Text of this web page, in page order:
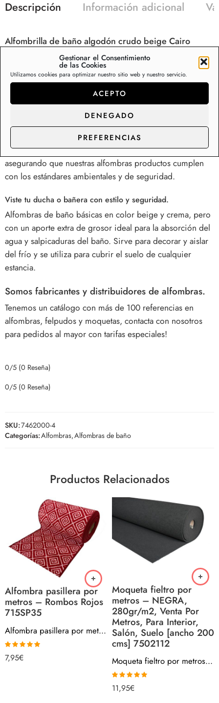
Gestionar el Consentimiento
de las Cookies
Utilizamos cookies para optimizar nuestro sitio web y nuestro servicio.
ACEPTO
DENEGADO
PREFERENCIAS
Descripción Información adicional
Alfombrilla de baño algodón crudo beige Cairo
fabricada con tejidos 100% naturales de algodón alta
calidad, que evita el exceso de agua, absorben la
humedad y proporcionan rápido secado y suavidad.
Ideales para su uso en baños. Nuestras
algodón tejido algodón beige, además de evitar excesos
de agua, darán un toque de color a tu baño con nuestros
modelos en tonos lisos. La alfombra de baño algodón
fabricada conforme a los estándar para productos textiles,
asegurando que nuestras alfombras productos cumplen
con los estándares ambientales y de seguridad.
Viste tu ducha o bañera con estilo y seguridad.
Alfombras de baño básicas en color beige y crema, pero
con un aporte extra de grosor ideal para la absorción del
agua y salpicaduras del baño. Sirve paradecorar y aislar
del frío y se utiliza para cubrir el suelo de cualquier
estancia.
Somos fabricantes y distribuidores de alfombras.
Tenemos un catálogo con más de 100 referencias en
alfombras, felpudos y moquetas, contacta con nosotros
para pedidos al mayor con tarifas especiales!
0/5 (0 Reseña)
0/5 (0 Reseña)
SKU:7462000-4
Categorías:Alfombras,Alfombras de baño
Productos Relacionados
Alfombra pasillera por
metros – Rombos Rojos
715SP35
Alfombra pasillera por metros – Rombos Rojos 715SP35
Valorado con
5.00de 5
7,95€
Moqueta fieltro por
metros – NEGRA,
280gr/m2, Venta Por
Metros, Para Interior,
Salón, Suelo [ancho 200
cms] 7502112
Moqueta fieltro por metros – NEGRA, 280gr/m2, Venta Por Metros, Para Interior, Salón, Suelo [ancho 200 cms] 7502112
Valorado con
5.00de 5
11,95€